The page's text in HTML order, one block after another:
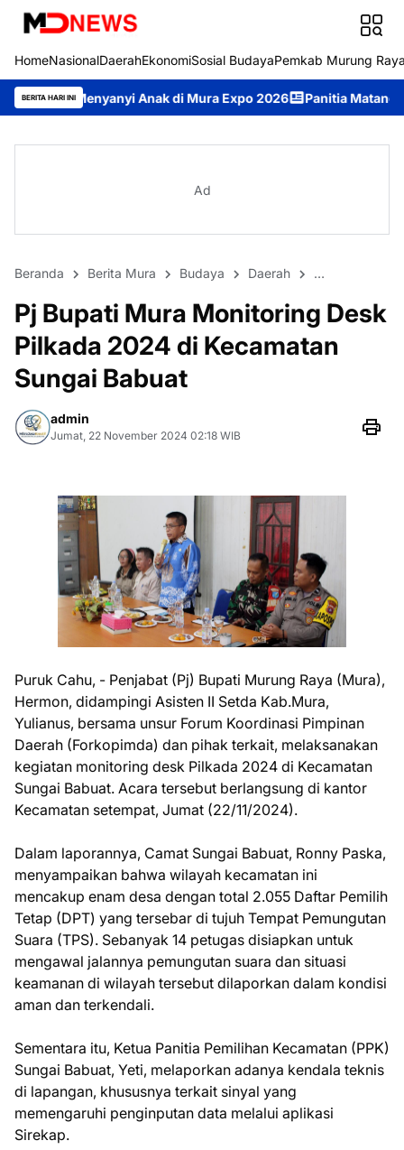
HomeNasionalDaerahEkonomiSosial BudayaPemkab Murung
BERITA HARI INI
Anak di Mura Expo 2026 Panitia Matangkan Persiapan
Ad
Beranda Berita Mura Budaya Daerah DPRD Murung
Pj Bupati Mura Monitoring Desk
Pilkada 2024 di Kecamatan
Sungai Babuat
admin
Jumat, 22 November 2024 02:18 WIB
Puruk Cahu, - Penjabat (Pj) Bupati Murung Raya (Mura),
Hermon, didampingi Asisten II Setda Kab.Mura,
Yulianus, bersama unsur Forum Koordinasi Pimpinan
Daerah (Forkopimda) dan pihak terkait, melaksanakan
kegiatan monitoring desk Pilkada 2024 di Kecamatan
Sungai Babuat. Acara tersebut berlangsung di kantor
Kecamatan setempat, Jumat (22/11/2024).
Dalam laporannya, Camat Sungai Babuat, Ronny Paska,
menyampaikan bahwa wilayah kecamatan ini
mencakup enam desa dengan total 2.055 Daftar Pemilih
Tetap (DPT) yang tersebar di tujuh Tempat Pemungutan
Suara (TPS). Sebanyak 14 petugas disiapkan untuk
mengawal jalannya pemungutan suara dan situasi
keamanan di wilayah tersebut dilaporkan dalam kondisi
aman dan terkendali.
Sementara itu, Ketua Panitia Pemilihan Kecamatan (PPK)
Sungai Babuat, Yeti, melaporkan adanya kendala teknis
di lapangan, khususnya terkait sinyal yang
memengaruhi penginputan data melalui aplikasi
Sirekap.